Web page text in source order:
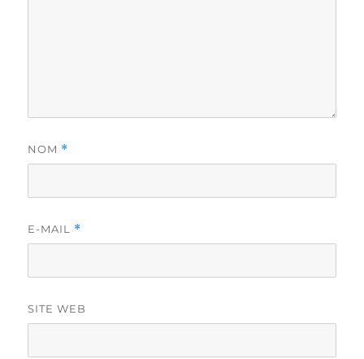
NOM *
E-MAIL *
SITE WEB